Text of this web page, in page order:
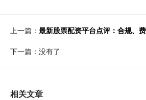
上一篇： 最新股票配资平台点评：合规、
下一篇：没有了
相关文章